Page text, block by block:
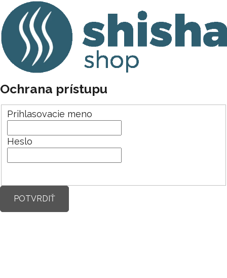
Ochrana prístupu
Prihlasovacie meno
Heslo
POTVRDIŤ